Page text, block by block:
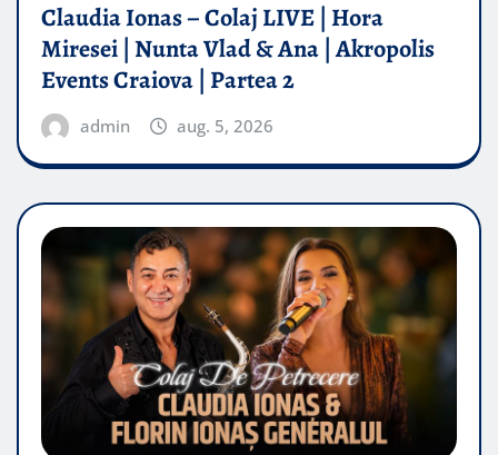
Claudia Ionas – Colaj LIVE | Hora
Miresei | Nunta Vlad & Ana | Akropolis
Events Craiova | Partea 2
admin aug. 5, 2026